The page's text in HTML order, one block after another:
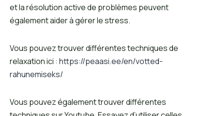
et la résolution active de problèmes peuvent
également aider à gérer le stress.
Vous pouvez trouver différentes techniques de
relaxation ici : https://peaasi.ee/en/votted-
rahunemiseks/
Vous pouvez également trouver différentes